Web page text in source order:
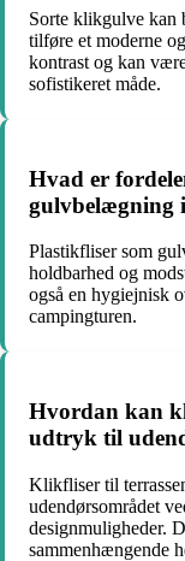
Sorte klikgulve kan
tilføre et moderne
kontrast og kan
sofistikeret måde.
Hvad er
gulvbelægning
Plastikfliser som
holdbarhed og
også en hygiejnisk
campingturen.
Hvordan kan
udtryk til
Klikfliser til
udendørsområdet
designmuligheder.
sammenhængende